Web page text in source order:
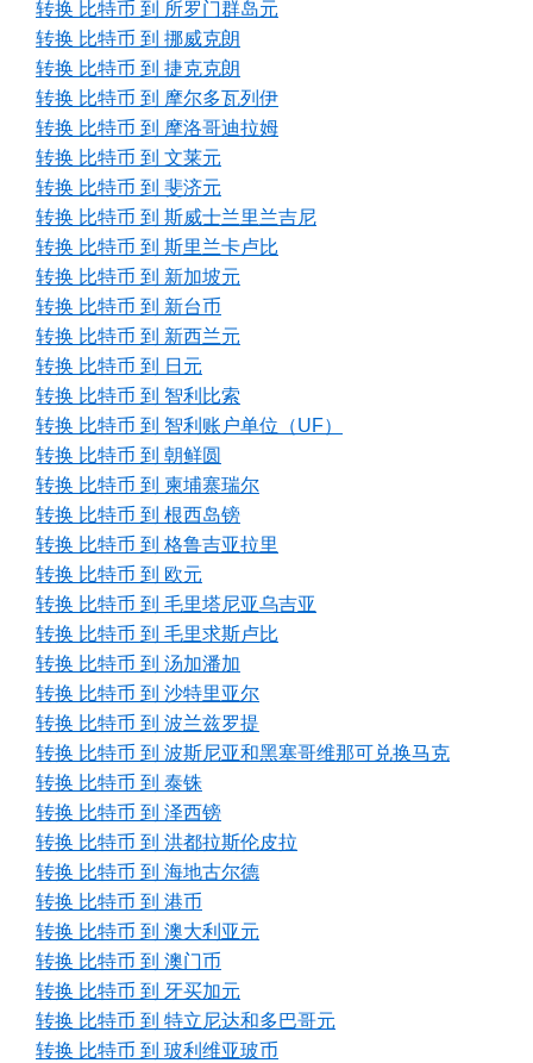
转换 比特币 到 所罗门群岛元
转换 比特币 到 挪威克朗
转换 比特币 到 捷克克朗
转换 比特币 到 摩尔多瓦列伊
转换 比特币 到 摩洛哥迪拉姆
转换 比特币 到 文莱元
转换 比特币 到 斐济元
转换 比特币 到 斯威士兰里兰吉尼
转换 比特币 到 斯里兰卡卢比
转换 比特币 到 新加坡元
转换 比特币 到 新台币
转换 比特币 到 新西兰元
转换 比特币 到 日元
转换 比特币 到 智利比索
转换 比特币 到 智利账户单位（UF）
转换 比特币 到 朝鲜圆
转换 比特币 到 柬埔寨瑞尔
转换 比特币 到 根西岛镑
转换 比特币 到 格鲁吉亚拉里
转换 比特币 到 欧元
转换 比特币 到 毛里塔尼亚乌吉亚
转换 比特币 到 毛里求斯卢比
转换 比特币 到 汤加潘加
转换 比特币 到 沙特里亚尔
转换 比特币 到 波兰兹罗提
转换 比特币 到 波斯尼亚和黑塞哥维那可兑换马克
转换 比特币 到 泰铢
转换 比特币 到 泽西镑
转换 比特币 到 洪都拉斯伦皮拉
转换 比特币 到 海地古尔德
转换 比特币 到 港币
转换 比特币 到 澳大利亚元
转换 比特币 到 澳门币
转换 比特币 到 牙买加元
转换 比特币 到 特立尼达和多巴哥元
转换 比特币 到 玻利维亚玻币